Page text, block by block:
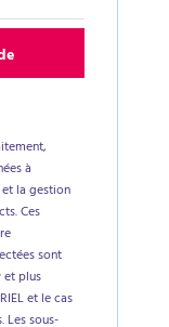
à
la gestion
Ces
sont
et plus
et le cas
Les sous-